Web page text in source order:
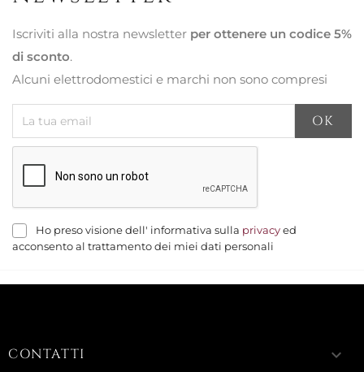
Iscriviti alla nostra newsletter per ottenere un codice 5%
di sconto.
Alcuni elettrodomestici e marchi non sono compresi
Ho preso visione dell' informativa sulla privacy ed
acconsento al trattamento dei miei dati personali
CONTATTI keyboard_arrow_down